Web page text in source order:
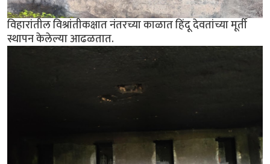
विहारांतील विश्रांतीकक्षात नंतरच्या काळात हिंदू देवतांच्या मूर्ती
स्थापन केलेल्या आढळतात.